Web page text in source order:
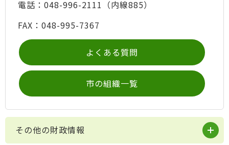
電話：048-996-2111（内線885）
FAX：048-995-7367
よくある質問
市の組織一覧
その他の財政情報